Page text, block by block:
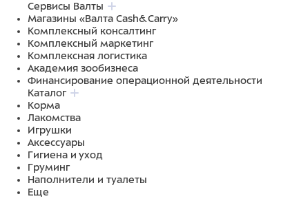
Сервисы Валты
Магазины «Валта Cash&Carry»
Комплексный консалтинг
Комплексный маркетинг
Комплексная логистика
Академия зообизнеса
Финансирование операционной деятельности
Каталог
Корма
Лакомства
Игрушки
Аксессуары
Гигиена и уход
Груминг
Наполнители и туалеты
Еще